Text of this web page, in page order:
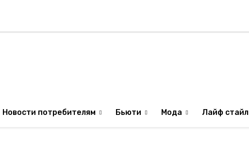
Новости потребителям Бьюти Мода Лайф стайл